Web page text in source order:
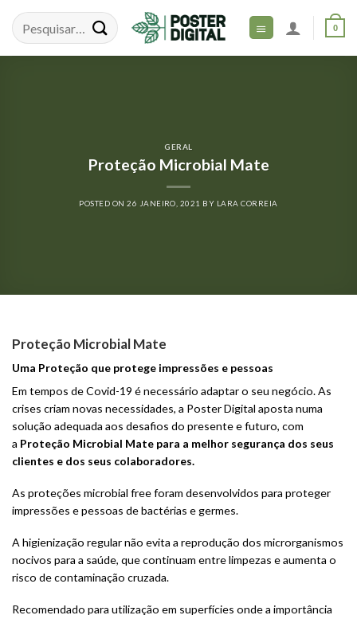
content
0
GERAL
Proteção Microbial Mate
POSTED ON26 JANEIRO, 2021 BY LARA CORREIA
Proteção Microbial Mate
Uma Proteção que protege impressões e pessoas
Em tempos de Covid-19 é necessário adaptar o seu negócio. As
crises criam novas necessidades, a Poster Digital aposta numa
solução adequada aos desafios do presente e futuro, com
a Proteção Microbial Mate para a melhor segurança dos seus
clientes e dos seus colaboradores.
As proteções microbial free foram desenvolvidos para proteger
impressões e pessoas de bactérias e germes.
A higienização regular não evita a reprodução dos microrganismos
nocivos para a saúde, que continuam entre limpezas e aumenta o
risco de contaminação cruzada.
Recomendado para utilização em superfícies onde a importância